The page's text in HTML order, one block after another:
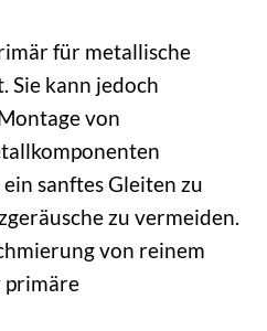
für metallische
Sie kann jedoch
von
sanftes Gleiten zu
zu vermeiden.
von reinem
primäre